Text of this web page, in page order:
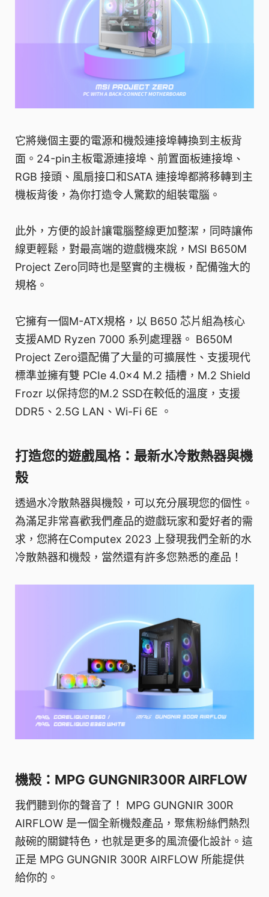
它將幾個主要的電源和機殼連接埠轉換到主板背
面。24-pin主板電源連接埠、前置面板連接埠、
RGB 接頭、風扇接口和SATA 連接埠都將移轉到主
機板背後，為你打造令人驚歎的組裝電腦。
此外，方便的設計讓電腦整線更加整潔，同時讓佈
線更輕鬆，對最高端的遊戲機來說，MSI B650M
Project Zero同時也是堅實的主機板，配備強大的
規格。
它擁有一個M-ATX規格，以 B650 芯片組為核心
支援AMD Ryzen 7000 系列處理器。 B650M
Project Zero還配備了大量的可擴展性、支援現代
標準並擁有雙 PCIe 4.0x4 M.2 插槽，M.2 Shield
Frozr 以保持您的M.2 SSD在較低的溫度，支援
DDR5、2.5G LAN、Wi-Fi 6E 。
打造您的遊戲風格：最新水冷散熱器與機
殼
透過水冷散熱器與機殼，可以充分展現您的個性。
為滿足非常喜歡我們產品的遊戲玩家和愛好者的需
求，您將在Computex 2023 上發現我們全新的水
冷散熱器和機殼，當然還有許多您熟悉的產品！
機殼：MPG GUNGNIR300R AIRFLOW
我們聽到你的聲音了！ MPG GUNGNIR 300R
AIRFLOW 是一個全新機殼產品，聚焦粉絲們熱烈
敲碗的關鍵特色，也就是更多的風流優化設計。這
正是 MPG GUNGNIR 300R AIRFLOW 所能提供
給你的。